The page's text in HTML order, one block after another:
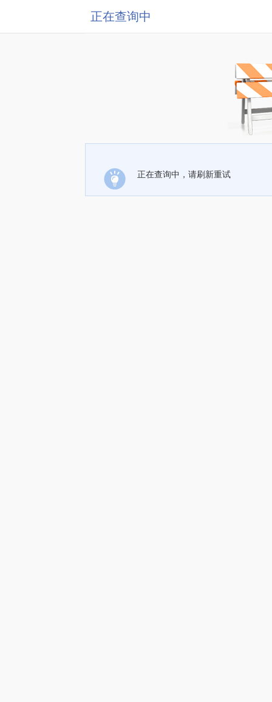
正在查询中
正在查询中，请刷新重试